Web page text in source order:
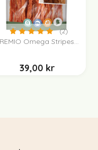
Omega Stripes...
39,00 kr
(2)